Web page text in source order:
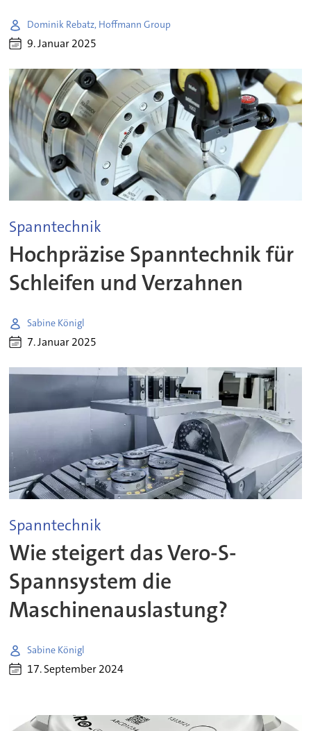
Dominik Rebatz, Hoffmann Group
9. Januar 2025
Spanntechnik
Hochpräzise Spanntechnik für
Schleifen und Verzahnen
Sabine Königl
7. Januar 2025
Spanntechnik
Wie steigert das Vero-S-
Spannsystem die
Maschinenauslastung?
Sabine Königl
17. September 2024